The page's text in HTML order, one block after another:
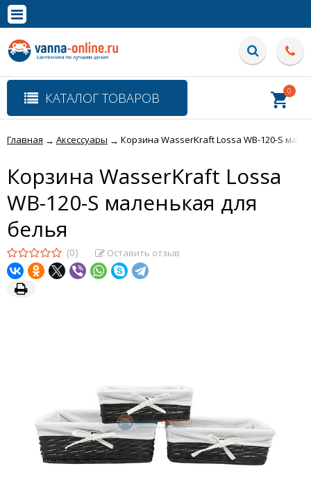
Полная версия сайта
КАТАЛОГ ТОВАРОВ 0
Главная → Аксессуары → Корзина WasserKraft Lossa WB-120-S
Корзина WasserKraft Lossa
WB-120-S маленькая для
белья
(0) Оставить отзыв